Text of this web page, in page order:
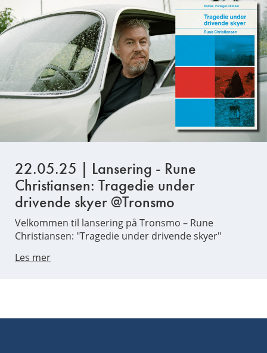
22.05.25 | Lansering - Rune
Christiansen: Tragedie under
drivende skyer @Tronsmo
Velkommen til lansering på Tronsmo – Rune
Christiansen: "Tragedie under drivende skyer"
Les mer